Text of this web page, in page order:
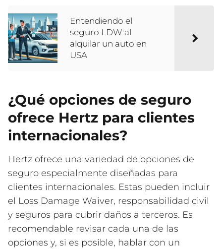
Entendiendo el
seguro LDW al
alquilar un auto en
USA
¿Qué opciones de seguro
ofrece Hertz para clientes
internacionales?
Hertz ofrece una variedad de opciones de
seguro especialmente diseñadas para
clientes internacionales. Estas pueden incluir
el Loss Damage Waiver, responsabilidad civil
y seguros para cubrir daños a terceros. Es
recomendable revisar cada una de las
opciones y, si es posible, hablar con un